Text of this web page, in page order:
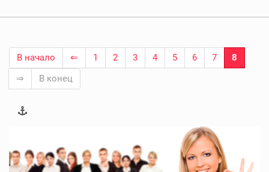
В начало ⇐ 1 2 3 4 5 6 7
8
⇒
В конец